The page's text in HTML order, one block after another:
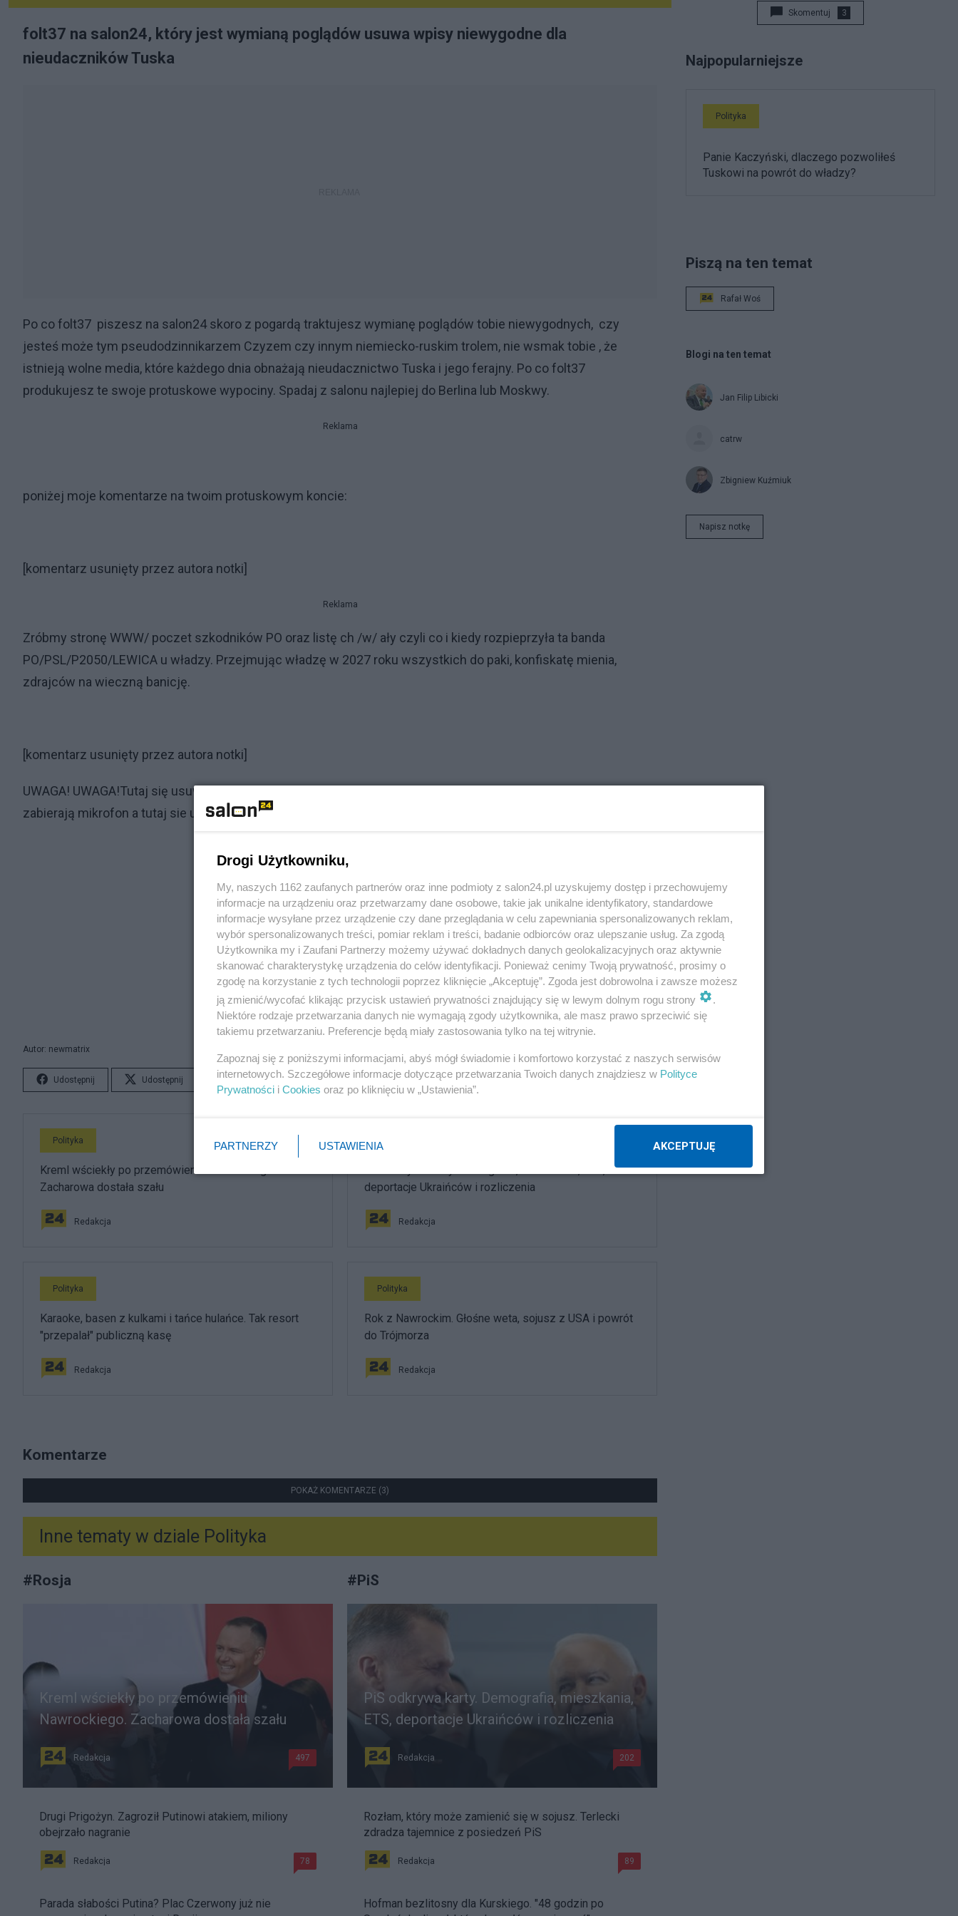
folt37 na salon24, który jest wymianą poglądów usuwa wpisy niewygodne dla
nieudaczników Tuska
Po co folt37 piszesz na salon24 skoro z pogardą traktujesz wymianę poglądów tobie niewygodnych, czy
jesteś może tym pseudodzinnikarzem Czyzem czy innym niemiecko-ruskim trolem, nie wsmak tobie , że
istnieją wolne media, które każdego dnia obnażają nieudacznictwo Tuska i jego ferajny. Po co folt37
produkujesz te swoje protuskowe wypociny. Spadaj z salonu najlepiej do Berlina lub Moskwy.
Reklama
poniżej moje komentarze na twoim protuskowym koncie:
[komentarz usunięty przez autora notki]
Reklama
Zróbmy stronę WWW/ poczet szkodników PO oraz listę ch /w/ ały czyli co i kiedy rozpieprzyła ta banda
PO/PSL/P2050/LEWICA u władzy. Przejmując władzę w 2027 roku wszystkich do paki, konfiskatę mienia,
zdrajców na wieczną banicję.
[komentarz usunięty przez autora notki]
UWAGA! UWAGA!Tutaj się usuwa niewygodne wpisy na bandę nieudaczników Tuska ????? W TV w likwidacji
zabierają mikrofon a tutaj sie usuwa????
Autor: newmatrix
Udostępnij Udostępnij Lubię to! Skomentuj 3 Obserwuj notkę
Polityka
Kreml wściekły po przemówieniu Nawrockiego.
Zacharowa dostała szału
Redakcja
Polityka
deportacje Ukraińców i rozliczenia
Redakcja
Polityka
Karaoke, basen z kulkami i tańce hulańce. Tak resort
"przepalał" publiczną kasę
Redakcja
Polityka
Rok z Nawrockim. Głośne weta, sojusz z USA i powrót
do Trójmorza
Redakcja
Komentarze
POKAŻ KOMENTARZE (3)
Inne tematy w dziale Polityka
#Rosja
Kreml wściekły po przemówieniu
Nawrockiego. Zacharowa dostała szału
Redakcja 497
Drugi Prigożyn. Zagroził Putinowi atakiem, miliony
obejrzało nagranie
Redakcja 78
Parada słabości Putina? Plac Czerwony już nie
#PiS
PiS odkrywa karty. Demografia, mieszkania,
ETS, deportacje Ukraińców i rozliczenia
Redakcja 202
Rozłam, który może zamienić się w sojusz. Terlecki
zdradza tajemnice z posiedzeń PiS
Redakcja 89
Hofman bezlitosny dla Kurskiego. "48 godzin po
Skomentuj 3
Najpopularniejsze
Polityka
Panie Kaczyński, dlaczego pozwoliłeś
Tuskowi na powrót do władzy?
Piszą na ten temat
Rafał Woś
Blogi na ten temat
Jan Filip Libicki
catrw
Zbigniew Kuźmiuk
Napisz notkę
Drogi Użytkowniku,
My, naszych 1162 zaufanych partnerów oraz inne podmioty z salon24.pl uzyskujemy dostęp i przechowujemy
informacje na urządzeniu oraz przetwarzamy dane osobowe, takie jak unikalne identyfikatory, standardowe
informacje wysyłane przez urządzenie czy dane przeglądania w celu zapewniania spersonalizowanych reklam,
wybór spersonalizowanych treści, pomiar reklam i treści, badanie odbiorców oraz ulepszanie usług. Za zgodą
Użytkownika my i Zaufani Partnerzy możemy używać dokładnych danych geolokalizacyjnych oraz aktywnie
skanować charakterystykę urządzenia do celów identyfikacji. Ponieważ cenimy Twoją prywatność, prosimy o
zgodę na korzystanie z tych technologii poprzez kliknięcie „Akceptuję”. Zgoda jest dobrowolna i zawsze możesz
ją zmienić/wycofać klikając przycisk ustawień prywatności znajdujący się w lewym dolnym rogu strony
.
Niektóre rodzaje przetwarzania danych nie wymagają zgody użytkownika, ale masz prawo sprzeciwić się
takiemu przetwarzaniu. Preferencje będą miały zastosowania tylko na tej witrynie.
Zapoznaj się z poniższymi informacjami, abyś mógł świadomie i komfortowo korzystać z naszych serwisów
internetowych. Szczegółowe informacje dotyczące przetwarzania Twoich danych znajdziesz w Polityce
Prywatności i Cookies oraz po kliknięciu w „Ustawienia”.
PARTNERZY USTAWIENIA AKCEPTUJĘ